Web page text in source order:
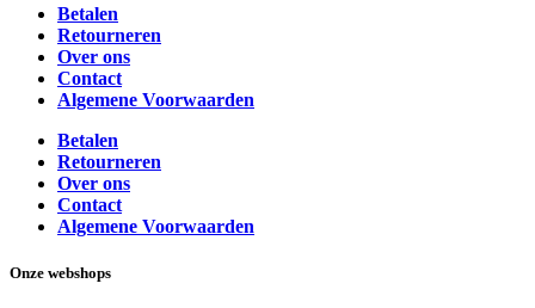
Betalen
Retourneren
Over ons
Contact
Algemene Voorwaarden
Betalen
Retourneren
Over ons
Contact
Algemene Voorwaarden
Onze webshops